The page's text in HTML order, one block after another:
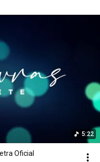
5:22
Oficial